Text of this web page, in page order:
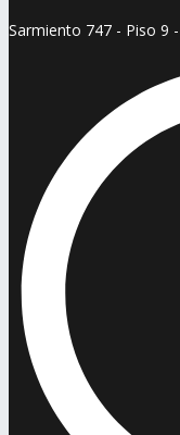
Sarmiento 747 - Piso 9